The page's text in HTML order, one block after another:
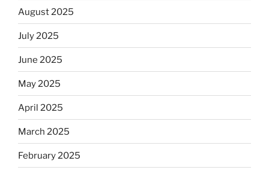
August 2025
July 2025
June 2025
May 2025
April 2025
March 2025
February 2025